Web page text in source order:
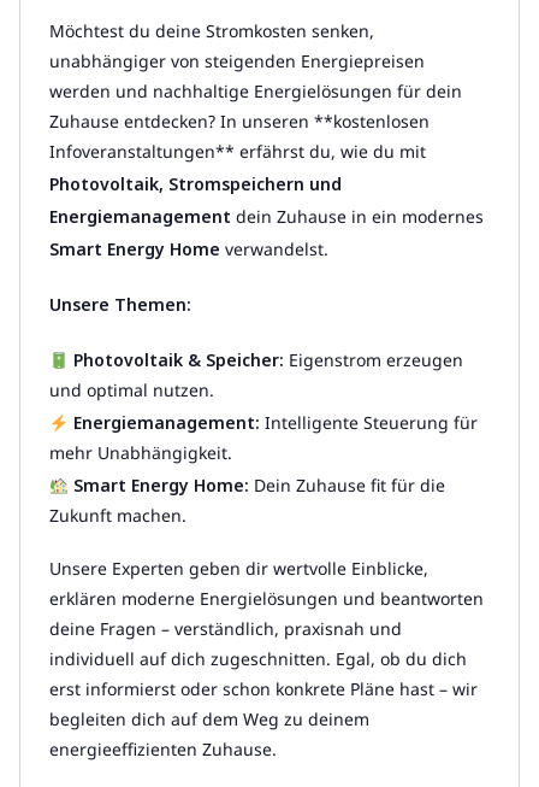
Möchtest du deine Stromkosten senken,
unabhängiger von steigenden Energiepreisen
werden und nachhaltige Energielösungen für dein
Zuhause entdecken? In unseren **kostenlosen
Infoveranstaltungen** erfährst du, wie du mit
Photovoltaik, Stromspeichern und
Energiemanagement dein Zuhause in ein modernes
Smart Energy Home verwandelst.
Unsere Themen:
Photovoltaik & Speicher: Eigenstrom erzeugen
und optimal nutzen.
Energiemanagement: Intelligente Steuerung für
mehr Unabhängigkeit.
Smart Energy Home: Dein Zuhause fit für die
Zukunft machen.
Unsere Experten geben dir wertvolle Einblicke,
erklären moderne Energielösungen und beantworten
deine Fragen – verständlich, praxisnah und
individuell auf dich zugeschnitten. Egal, ob du dich
erst informierst oder schon konkrete Pläne hast – wir
begleiten dich auf dem Weg zu deinem
energieeffizienten Zuhause.